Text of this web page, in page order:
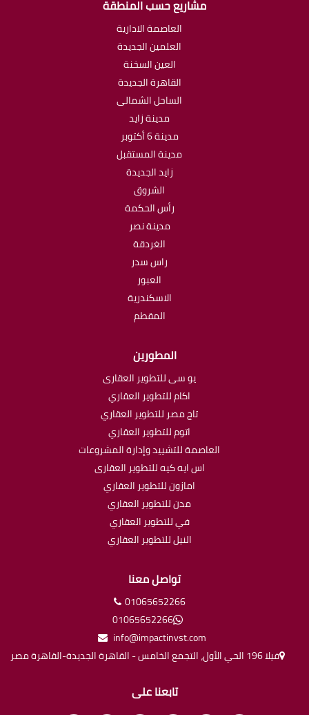
مشاريع حسب المنطقة
العاصمة الادارية
العلمين الجديدة
العين السخنة
القاهرة الجديدة
الساحل الشمالى
مدينة زايد
مدينة 6 أكتوبر
مدينة المستقبل
زايد الجديدة
الشروق
رأس الحكمة
مدينة نصر
الغردقة
راس سدر
العبور
الاسكندرية
المقطم
المطورين
يو سى للتطوير العقارى
اكام للتطوير العقاري
تاج مصر للتطوير العقاري
اتوم للتطوير العقاري
العاصمة للتشييد وإدارة المشروعات
اس ايه كيه للتطوير العقارى
امازون للتطوير العقاري
مدن للتطوير العقاري
في للتطوير العقاري
النيل للتطوير العقاري
تواصل معنا
01065652266
01065652266
info@impactinvst.com
فيلا 196 الحي الأول، التجمع الخامس - القاهرة الجديدة-القاهرة مصر
تابعنا على